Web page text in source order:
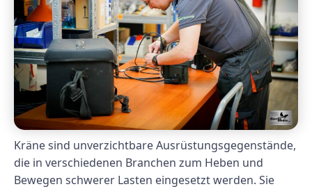
Kräne sind unverzichtbare Ausrüstungsgegenstände,
die in verschiedenen Branchen zum Heben und
Bewegen schwerer Lasten eingesetzt werden. Sie